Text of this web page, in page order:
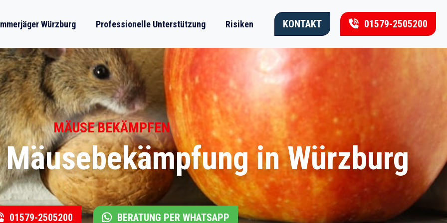
Würzburg Professionelle Unterstützung Risiken KONTAKT 01579-2505200
MÄUSE BEKÄMPFEN
in Würzburg
01579-2505200 BERATUNG PER WHATSAPP